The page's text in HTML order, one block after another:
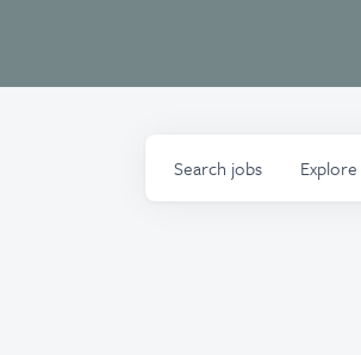
Search jobs Explore